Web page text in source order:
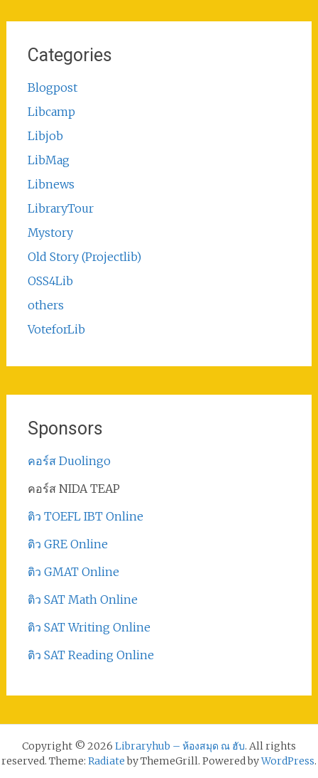
Categories
Blogpost
Libcamp
Libjob
LibMag
Libnews
LibraryTour
Mystory
Old Story (Projectlib)
OSS4Lib
others
VoteforLib
Sponsors
คอร์ส Duolingo
คอร์ส NIDA TEAP
ติว TOEFL IBT Online
ติว GRE Online
ติว GMAT Online
ติว SAT Math Online
ติว SAT Writing Online
ติว SAT Reading Online
Copyright © 2026 Libraryhub – ห้องสมุด ณ ฮับ. All rights
reserved. Theme: Radiateby ThemeGrill. Powered byWordPress.